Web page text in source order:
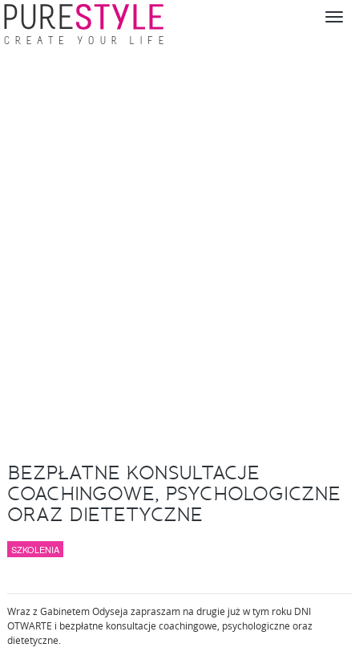
BEZPŁATNE KONSULTACJE
COACHINGOWE, PSYCHOLOGICZNE
ORAZ DIETETYCZNE
SZKOLENIA
Wraz z Gabinetem Odyseja zapraszam na drugie już w tym roku DNI
OTWARTE i bezpłatne konsultacje coachingowe, psychologiczne oraz
dietetyczne.